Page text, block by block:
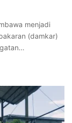
menjadi
(damkar)